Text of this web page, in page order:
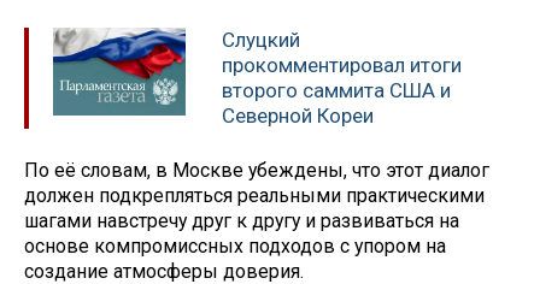
Слуцкий
прокомментировал итоги
второго саммита США и
Северной Кореи
По её словам, в Москве убеждены, что этот диалог
должен подкрепляться реальными практическими
шагами навстречу друг к другу и развиваться на
основе компромиссных подходов с упором на
создание атмосферы доверия.